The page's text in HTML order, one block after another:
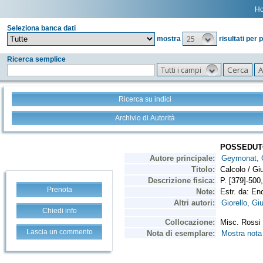
Seleziona banca dati
mostra
25 risultati per
Ricerca semplice
Tutti i campi
Ricerca su indici
Archivio di Autorità
Prenota
Chiedi info
Lascia un commento